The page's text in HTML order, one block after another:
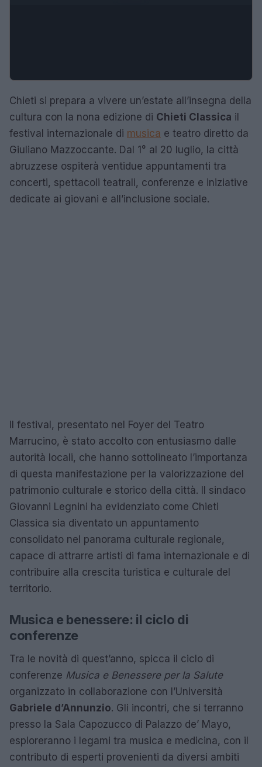
Chieti si prepara a vivere un’estate all’insegna della
cultura con la nona edizione di Chieti Classica il
festival internazionale di musica e teatro diretto da
Giuliano Mazzoccante. Dal 1° al 20 luglio, la città
abruzzese ospiterà ventidue appuntamenti tra
concerti, spettacoli teatrali, conferenze e iniziative
dedicate ai giovani e all’inclusione sociale.
Il festival, presentato nel Foyer del Teatro
Marrucino, è stato accolto con entusiasmo dalle
autorità locali, che hanno sottolineato l’importanza
di questa manifestazione per la valorizzazione del
patrimonio culturale e storico della città. Il sindaco
Giovanni Legnini ha evidenziato come Chieti
Classica sia diventato un appuntamento
consolidato nel panorama culturale regionale,
capace di attrarre artisti di fama internazionale e di
contribuire alla crescita turistica e culturale del
territorio.
Musica e benessere: il ciclo di
conferenze
Tra le novità di quest’anno, spicca il ciclo di
conferenze Musica e Benessere per la Salute
organizzato in collaborazione con l’Università
Gabriele d’Annunzio. Gli incontri, che si terranno
presso la Sala Capozucco di Palazzo de’ Mayo,
esploreranno i legami tra musica e medicina, con il
contributo di esperti provenienti da diversi ambiti